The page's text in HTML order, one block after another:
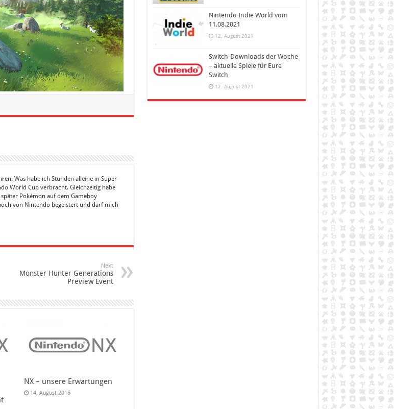
Was habe ich Stunden alleine in Super
World Cup verbracht. Gleichzeitig habe
Pokémon auf dem Gameboy
von Nintendo begeistert und darf mich
Next
Monster Hunter Generations
Preview Event
NX – unsere Erwartungen
14. August 2016
Nintendo Indie World vom
11.08.2021
12. August 2021
Switch-Downloads der Woche
– aktuelle Spiele für Eure
Switch
12. August 2021